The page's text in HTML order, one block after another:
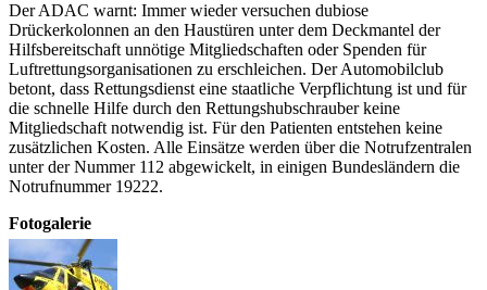
Der ADAC warnt: Immer wieder versuchen dubiose
Drückerkolonnen an den Haustüren unter dem Deckmantel der
Hilfsbereitschaft unnötige Mitgliedschaften oder Spenden für
Luftrettungsorganisationen zu erschleichen. Der Automobilclub
betont, dass Rettungsdienst eine staatliche Verpflichtung ist und für
die schnelle Hilfe durch den Rettungshubschrauber keine
Mitgliedschaft notwendig ist. Für den Patienten entstehen keine
zusätzlichen Kosten. Alle Einsätze werden über die Notrufzentralen
unter der Nummer 112 abgewickelt, in einigen Bundesländern die
Notrufnummer 19222.
Fotogalerie